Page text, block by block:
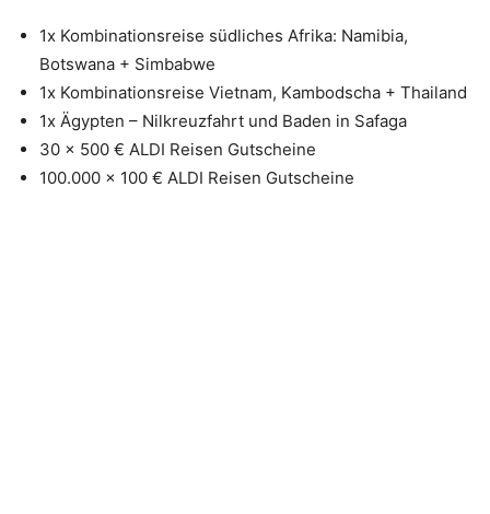
1x Kombinationsreise südliches Afrika: Namibia,
Botswana + Simbabwe
1x Kombinationsreise Vietnam, Kambodscha + Thailand
1x Ägypten – Nilkreuzfahrt und Baden in Safaga
30 x 500 € ALDI Reisen Gutscheine
100.000 x 100 € ALDI Reisen Gutscheine